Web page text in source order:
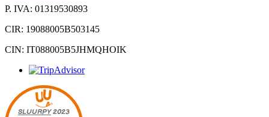
P. IVA: 01319530893
CIR: 19088005B503145
CIN: IT088005B5JHMQHOIK
SLUURPY2023